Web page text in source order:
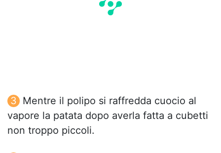
Mentre il polipo si raffredda cuocio al
vapore la patata dopo averla fatta a cubetti
non troppo piccoli.